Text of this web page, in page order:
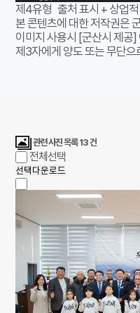
제4유형 출처 표시 + 상업
본 콘텐츠에 대한 저작권은
이미지 사용시 [군산시 제공
제3자에게 양도 또는 무단
관련 사진 목록13건
전체선택
선택다운로드